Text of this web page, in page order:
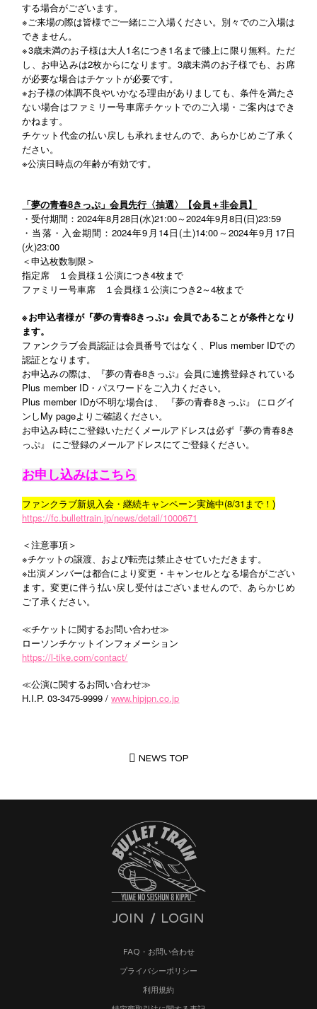
する場合がございます。
※ご来場の際は皆様でご一緒にご入場ください。別々でのご入場は
できません。
※3歳未満のお子様は大人1名につき1名まで膝上に限り無料。ただ
し、お申込みは2枚からになります。3歳未満のお子様でも、お席
が必要な場合はチケットが必要です。
※お子様の体調不良やいかなる理由がありましても、条件を満たさ
ない場合はファミリー号車席チケットでのご入場・ご案内はでき
かねます。
チケット代金の払い戻しも承れませんので、あらかじめご了承く
ださい。
※公演日時点の年齢が有効です。
「夢の青春8きっぷ」会員先行〈抽選〉【会員＋非会員】
・受付期間：2024年8月28日(水)21:00～2024年9月8日(日)23:59
・当落・入金期間：2024年9月14日(土)14:00～2024年9月17日
(火)23:00
＜申込枚数制限＞
指定席 １会員様１公演につき4枚まで
ファミリー号車席 １会員様１公演につき2～4枚まで
※お申込者様が『夢の青春8きっぷ』会員であることが条件となり
ます。
ファンクラブ会員認証は会員番号ではなく、Plus member IDでの
認証となります。
お申込みの際は、『夢の青春8きっぷ』会員に連携登録されている
Plus member ID・パスワードをご入力ください。
Plus member IDが不明な場合は、 『夢の青春8きっぷ』 にログイ
ンしMy pageよりご確認ください。
お申込み時にご登録いただくメールアドレスは必ず『夢の青春8き
っぷ』 にご登録のメールアドレスにてご登録ください。
お申し込みはこちら
ファンクラブ新規入会・継続キャンペーン実施中(8/31まで！)
https://fc.bullettrain.jp/news/detail/1000671
＜注意事項＞
※チケットの譲渡、および転売は禁止させていただきます。
※出演メンバーは都合により変更・キャンセルとなる場合がござい
ます。変更に伴う払い戻し受付はございませんので、あらかじめ
ご了承ください。
≪チケットに関するお問い合わせ≫
ローソンチケットインフォメーション
https://l-tike.com/contact/
≪公演に関するお問い合わせ≫
H.I.P. 03-3475-9999 /www.hipjpn.co.jp
NEWS TOP
JOIN LOGIN
FAQ・お問い合わせ
プライバシーポリシー
利用規約